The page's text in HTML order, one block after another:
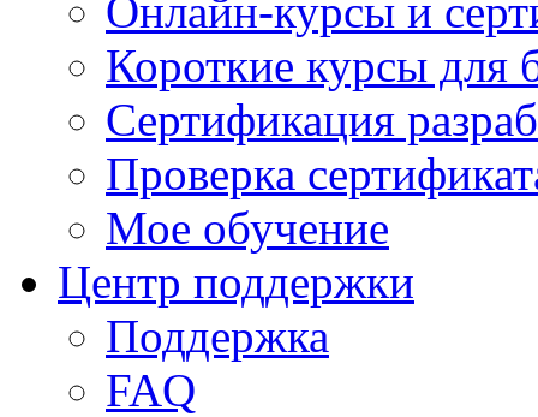
Онлайн-курсы и
Короткие курсы для
Сертификация
Проверка
Мое обучение
Центр поддержки
Поддержка
FAQ